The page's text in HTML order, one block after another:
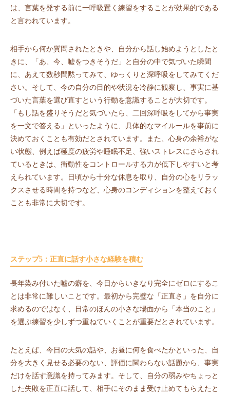
は、言葉を発する前に一呼吸置く練習をすることが効果的である
と言われています。
相手から何か質問されたときや、自分から話し始めようとしたと
きに、「あ、今、嘘をつきそうだ」と自分の中で気づいた瞬間
に、あえて数秒間黙ってみて、ゆっくりと深呼吸をしてみてくだ
さい。そして、今の自分の目的や状況を冷静に観察し、事実に基
づいた言葉を選び直すという行動を意識することが大切です。
「もし話を盛りそうだと気づいたら、二回深呼吸をしてから事実
を一文で答える」といったように、具体的なマイルールを事前に
決めておくことも有効だとされています。また、心身の余裕がな
い状態、例えば極度の疲労や睡眠不足、強いストレスにさらされ
ているときは、衝動性をコントロールする力が低下しやすいと考
えられています。日頃から十分な休息を取り、自分の心をリラッ
クスさせる時間を持つなど、心身のコンディションを整えておく
ことも非常に大切です。
ステップ5：正直に話す小さな経験を積む
長年染み付いた嘘の癖を、今日からいきなり完全にゼロにするこ
とは非常に難しいことです。最初から完璧な「正直さ」を自分に
求めるのではなく、日常のほんの小さな場面から「本当のこと」
を選ぶ練習を少しずつ重ねていくことが重要だとされています。
たとえば、今日の天気の話や、お昼に何を食べたかといった、自
分を大きく見せる必要のない、評価に関わらない話題から、事実
だけを話す意識を持ってみます。そして、自分の弱みやちょっと
した失敗を正直に話して、相手にそのまま受け止めてもらえたと